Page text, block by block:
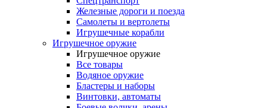
Железные дороги и поезда
Самолеты и вертолеты
Игрушечные корабли
Игрушечное оружие
Игрушечное оружие
Все товары
Водяное оружие
Бластеры и наборы
Винтовки, автоматы